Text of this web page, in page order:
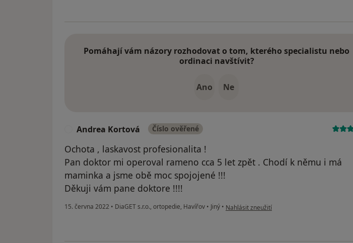
Pomáhají vám názory rozhodovat o tom, kterého specialistu nebo
ordinaci navštívit?
Ano Ne
Andrea Kortová Číslo ověřené
Ochota , laskavost profesionalita !
Pan doktor mi operoval rameno cca 5 let zpět . Chodí k němu i má
maminka a jsme obě moc spojojené !!!
Děkuji vám pane doktore !!!!
15. června 2022 • DiaGET s.r.o., ortopedie, Havířov • Jiný • podle názoru uživatele Andrea Kortová
Nahlásit zneužití